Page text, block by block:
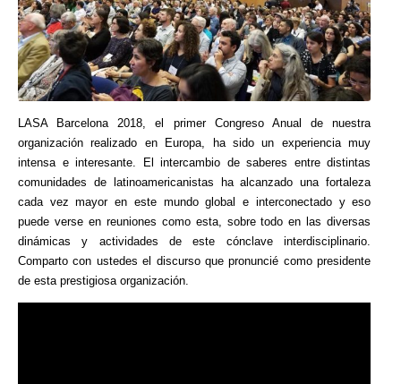
LASA Barcelona 2018, el primer Congreso Anual de nuestra
organización realizado en Europa, ha sido un experiencia muy
intensa e interesante. El intercambio de saberes entre distintas
comunidades de latinoamericanistas ha alcanzado una fortaleza
cada vez mayor en este mundo global e interconectado y eso
puede verse en reuniones como esta, sobre todo en las diversas
dinámicas y actividades de este cónclave interdisciplinario.
Comparto con ustedes el discurso que pronuncié como presidente
de esta prestigiosa organización.